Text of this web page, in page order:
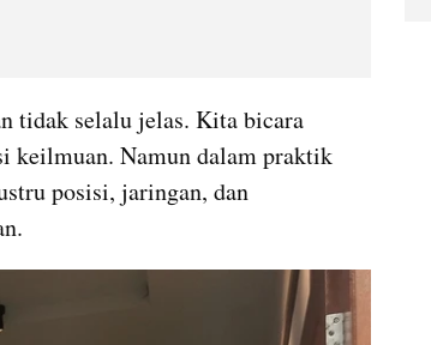
tidak selalu jelas. Kita bicara
keilmuan. Namun dalam praktik
posisi, jaringan, dan